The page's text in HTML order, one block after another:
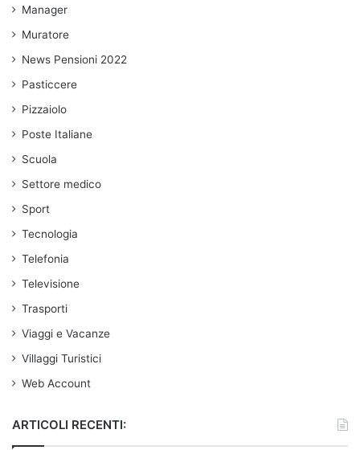
Manager
Muratore
News Pensioni 2022
Pasticcere
Pizzaiolo
Poste Italiane
Scuola
Settore medico
Sport
Tecnologia
Telefonia
Televisione
Trasporti
Viaggi e Vacanze
Villaggi Turistici
Web Account
ARTICOLI RECENTI: